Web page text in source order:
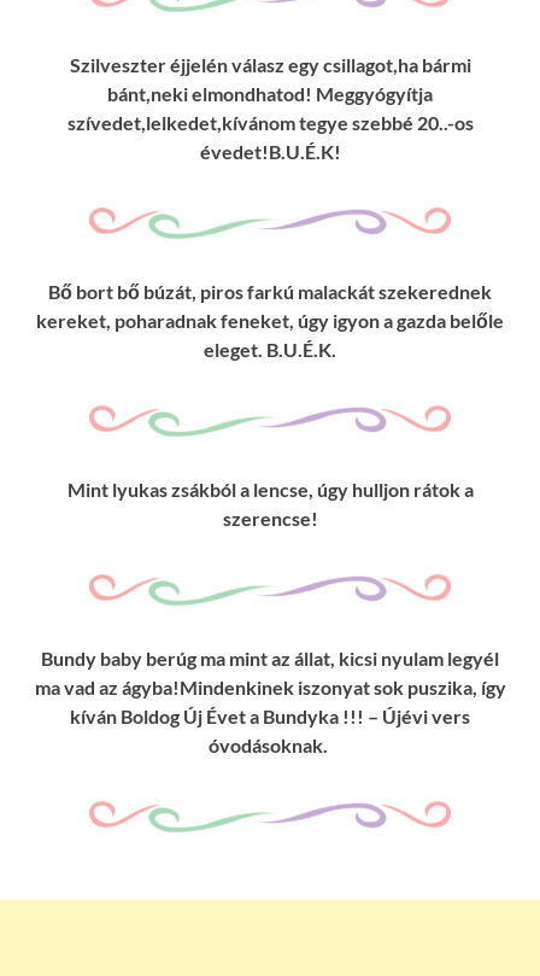
Szilveszter éjjelén válasz egy csillagot,ha bármi
bánt,neki elmondhatod! Meggyógyítja
szívedet,lelkedet,kívánom tegye szebbé 20..-os
évedet!B.U.É.K!
Bő bort bő búzát, piros farkú malackát szekerednek
kereket, poharadnak feneket, úgy igyon a gazda belőle
eleget. B.U.É.K.
Mint lyukas zsákból a lencse, úgy hulljon rátok a
szerencse!
Bundy baby berúg ma mint az állat, kicsi nyulam legyél
ma vad az ágyba!Mindenkinek iszonyat sok puszika, így
kíván Boldog Új Évet a Bundyka !!! – Újévi vers
óvodásoknak.